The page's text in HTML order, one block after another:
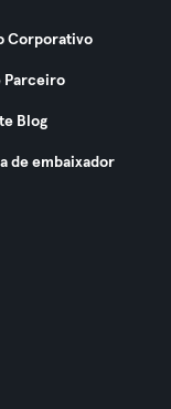
Corporativo
Parceiro
Blog
de embaixador